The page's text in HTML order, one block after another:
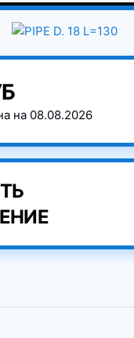
на 08.08.2026